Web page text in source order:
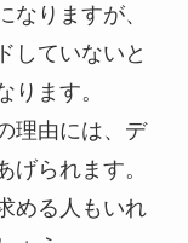
なりますが、
していないと
ります。
理由には、デ
げられます。
める人もいれ